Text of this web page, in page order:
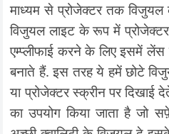
माध्यम से प्रोजेक्टर तक
विजुयल लाइट के रूप में
एम्प्लीफाई करने के लिए इसमें
बनाते हैं. इस तरह ये हमें छोटे
या प्रोजेक्टर स्क्रीन पर दिखाई
का उपयोग किया जाता है जो